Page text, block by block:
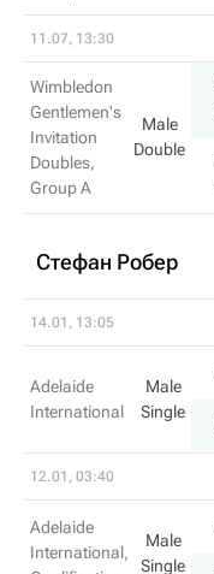
11.07, 13:30
Wimbledon
Gentlemen's
Invitation
Doubles,
Group A
Male
Double
Стефан Робер
14.01, 13:05
Adelaide
International
Male
Single
12.01, 03:40
Adelaide
International,
Male
Single